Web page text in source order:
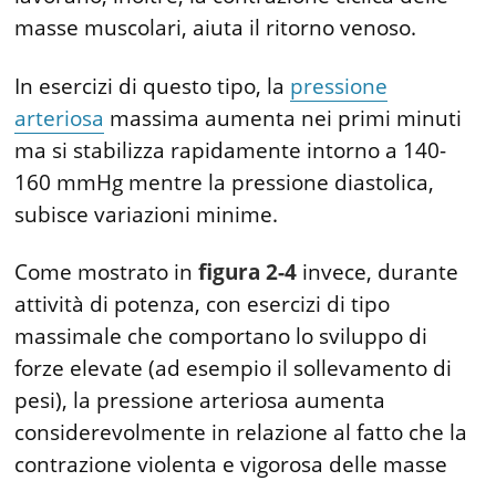
masse muscolari, aiuta il ritorno venoso.
In esercizi di questo tipo, la pressione
arteriosa massima aumenta nei primi minuti
ma si stabilizza rapidamente intorno a 140-
160 mmHg mentre la pressione diastolica,
subisce variazioni minime.
Come mostrato infigura 2-4 invece, durante
attività di potenza, con esercizi di tipo
massimale che comportano lo sviluppo di
forze elevate (ad esempio il sollevamento di
pesi), la pressione arteriosa aumenta
considerevolmente in relazione al fatto che la
contrazione violenta e vigorosa delle masse